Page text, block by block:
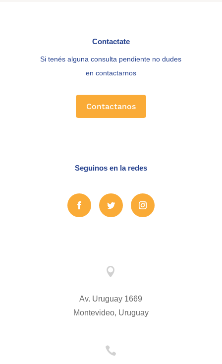
Contactate
Si tenés alguna consulta pendiente no dudes
en contactarnos
Contactanos
Seguinos en la redes

Av. Uruguay 1669
Montevideo, Uruguay
